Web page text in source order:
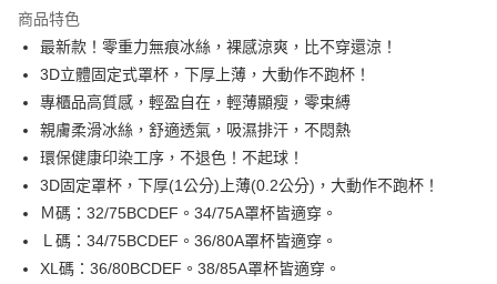
合作金庫商業銀行
華南商業銀行
彰化商業銀行
上海商業儲蓄銀行
台北富邦商業銀行
國泰世華商業銀行
兆豐國際商業銀行
臺灣中小企業銀行
台中商業銀行
匯豐（台灣）商業銀行
華泰商業銀行
聯邦商業銀行
遠東國際商業銀行
元大商業銀行
永豐商業銀行
玉山商業銀行
星展（台灣）商業銀行
台新國際商業銀行
中國信託商業銀行
台灣樂天信用卡公司
6 期 0 利率 每期
華南商業銀行
彰化商業銀行
上海商業儲蓄銀行
台北富邦商業銀行
國泰世華商業銀行
兆豐國際商業銀行
臺灣中小企業銀行
台中商業銀行
匯豐（台灣）商業銀行
華泰商業銀行
遠東國際商業銀行
元大商業銀行
永豐商業銀行
玉山商業銀行
星展（台灣）商業銀行
台新國際商業銀行
中國信託商業銀行
超商取貨付款
LINE Pay
Apple Pay
悠遊付
全盈+PAY
AFTEE先享後付
商品特色
最新款！零重力無痕冰絲，裸感涼爽，比不穿還涼！
3D立體固定式罩杯，下厚上薄，大動作不跑杯！
專櫃品高質感，輕盈自在，輕薄顯瘦，零束縛
親膚柔滑冰絲，舒適透氣，吸濕排汗，不悶熱
環保健康印染工序，不退色！不起球！
3D固定罩杯，下厚(1公分)上薄(0.2公分)，大動作不跑杯！
Ｍ碼：32/75BCDEF。34/75A罩杯皆適穿。
Ｌ碼：34/75BCDEF。36/80A罩杯皆適穿。
XL碼：36/80BCDEF。38/85A罩杯皆適穿。